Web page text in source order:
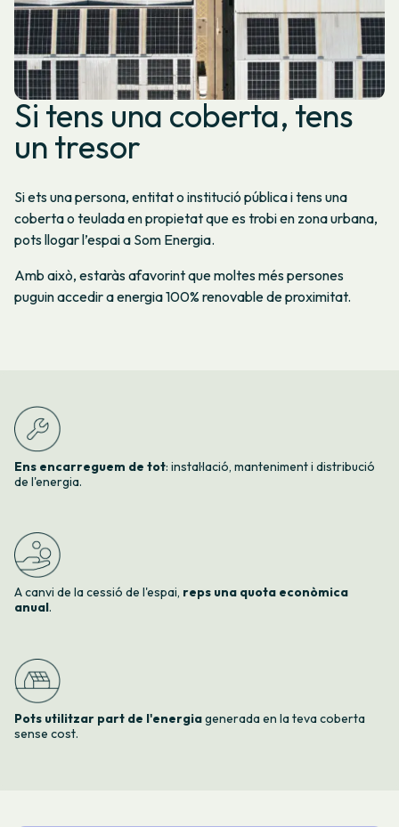
Si tens una coberta, tens
un tresor
Si ets una persona, entitat o institució pública i tens una
coberta o teulada en propietat que es trobi en zona urbana,
pots llogar l’espai a Som Energia.
Amb això, estaràs afavorint que moltes més persones
puguin accedir a energia 100% renovable de proximitat.
Ens encarreguem de tot: instal·lació, manteniment i distribució
de l'energia.
A canvi de la cessió de l'espai, reps una quota econòmica
anual.
Pots utilitzar part de l'energiagenerada en la teva coberta
sense cost.